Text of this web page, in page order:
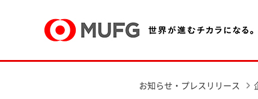
お知らせ・プレスリリース